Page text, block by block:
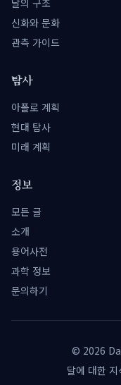
달의 구조
신화와 문화
관측 가이드
탐사
아폴로 계획
현대 탐사
미래 계획
정보
모든 글
소개
용어사전
과학 정보
문의하기
© 2026
달에 대한